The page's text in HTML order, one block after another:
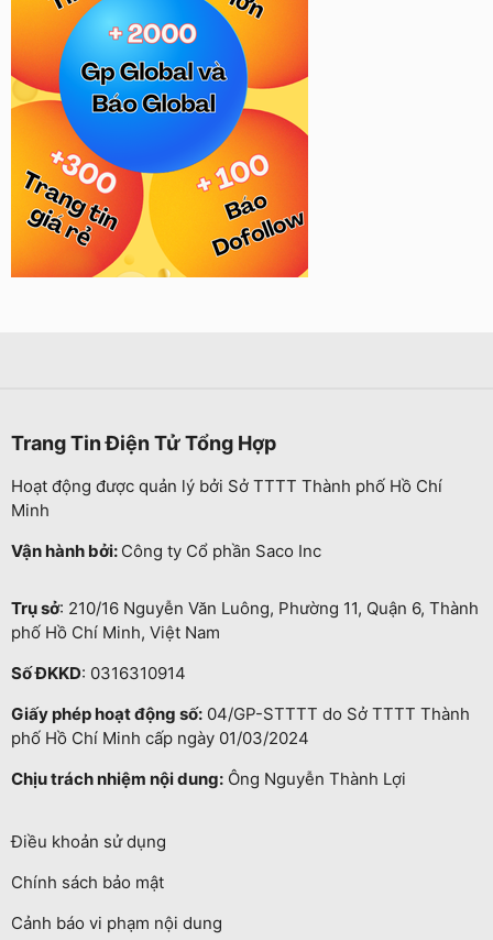
Trang Tin Điện Tử Tổng Hợp
Hoạt động được quản lý bởi Sở TTTT Thành phố Hồ Chí
Minh
Vận hành bởi: Công ty Cổ phần Saco Inc
Trụ sở: 210/16 Nguyễn Văn Luông, Phường 11, Quận 6, Thành
phố Hồ Chí Minh, Việt Nam
Số ĐKKD: 0316310914
Giấy phép hoạt động số: 04/GP-STTTT do Sở TTTT Thành
phố Hồ Chí Minh cấp ngày 01/03/2024
Chịu trách nhiệm nội dung: Ông Nguyễn Thành Lợi
Điều khoản sử dụng
Chính sách bảo mật
Cảnh báo vi phạm nội dung